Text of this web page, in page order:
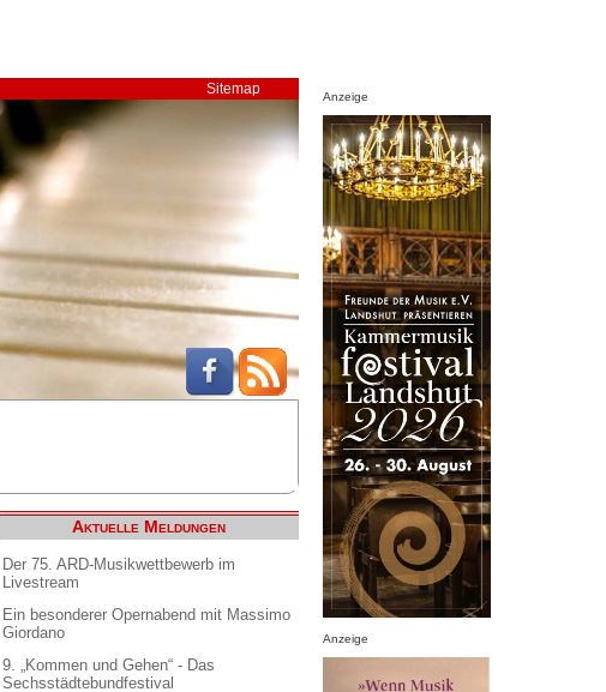
Sitemap
Aktuelle Meldungen
Der 75. ARD-Musikwettbewerb im
Livestream
Ein besonderer Opernabend mit Massimo
Giordano
9. „Kommen und Gehen“ - Das
Sechsstädtebundfestival
Anzeige
Anzeige